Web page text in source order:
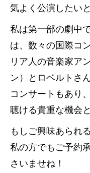
気よく公演したい
私は第一部の劇中
は、数々の国際コ
リア人の音楽家ア
ン）とロベルトさ
コンサートもあり
聴ける貴重な機会
もしご興味あられ
私の方でもご予約
さいませね！